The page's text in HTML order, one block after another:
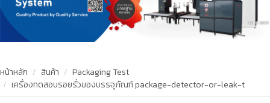
PRODUCT
OUR CLIENTS
OUR WORKS
CALIBRATION
หน้าหลัก สินค้า
Packaging Test
เครื่องทดสอบรอยรั่วของบรรจุภัณฑ์ package-detector-or-leak-t